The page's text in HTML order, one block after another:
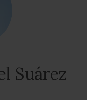
Suárez